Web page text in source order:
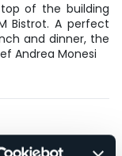
of the building
Bistrot. A perfect
and dinner, the
Andrea Monesi